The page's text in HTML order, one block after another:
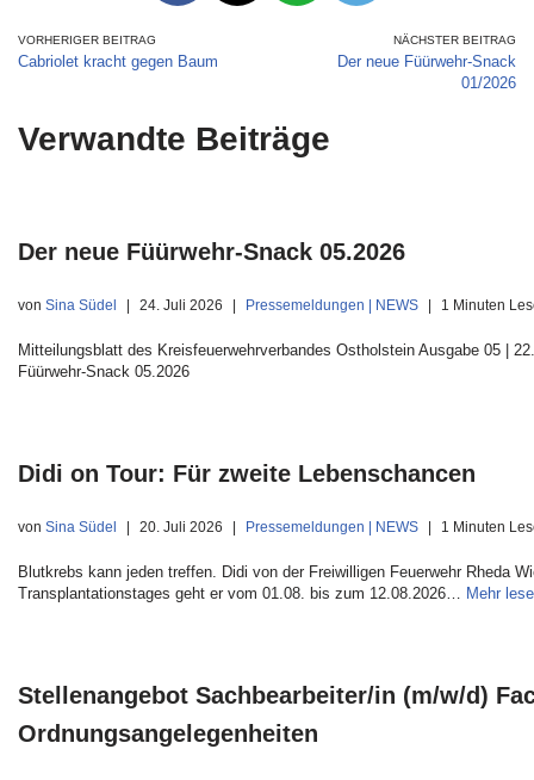
VORHERIGER BEITRAG
Cabriolet kracht gegen Baum
NÄCHSTER BEITRAG
Der neue Füürwehr-Snack
01/2026
Verwandte Beiträge
Der neue Füürwehr-Snack 05.2026
von Sina Südel 24. Juli 2026 Pressemeldungen | NEWS 1 Minuten
Mitteilungsblatt des Kreisfeuerwehrverbandes Ostholstein Ausgabe 05 |
Füürwehr-Snack 05.2026
Didi on Tour: Für zweite Lebenschancen
von Sina Südel 20. Juli 2026 Pressemeldungen | NEWS 1 Minuten
Blutkrebs kann jeden treffen. Didi von der Freiwilligen Feuerwehr Rheda
Transplantationstages geht er vom 01.08. bis zum 12.08.2026… Mehr
Stellenangebot Sachbearbeiter/in (m/w/d)
Ordnungsangelegenheiten